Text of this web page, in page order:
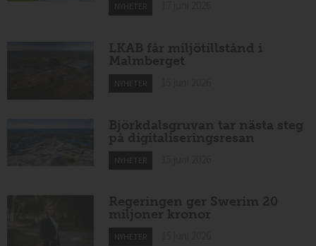
NYHETER
LKAB får miljötillstånd i
Malmberget
NYHETER
Björkdalsgruvan tar nästa steg
på digitaliseringsresan
NYHETER
Regeringen ger Swerim 20
miljoner kronor
NYHETER